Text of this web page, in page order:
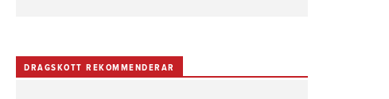
DRAGSKOTT REKOMMENDERAR